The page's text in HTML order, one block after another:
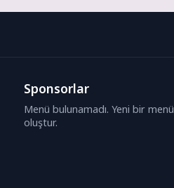
Sponsorlar
Menü bulunamadı. Yeni bir menü
oluştur.